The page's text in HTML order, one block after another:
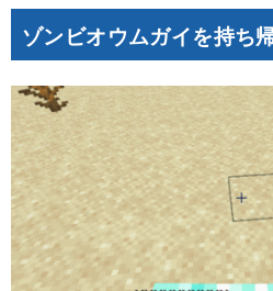
ゾンビオウムガイを持ち